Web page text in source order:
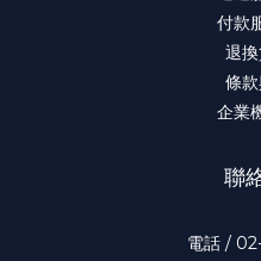
付款
退
條款
企業
聯
電話 /